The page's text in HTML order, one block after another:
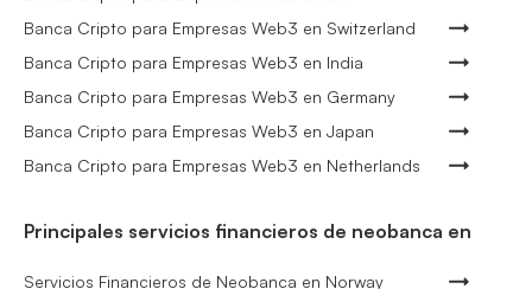
Banca Cripto para Empresas Web3 en Switzerland
Banca Cripto para Empresas Web3 en India
Banca Cripto para Empresas Web3 en Germany
Banca Cripto para Empresas Web3 en Japan
Banca Cripto para Empresas Web3 en Netherlands
Principales servicios financieros de neobanca en
Servicios Financieros de Neobanca en Norway